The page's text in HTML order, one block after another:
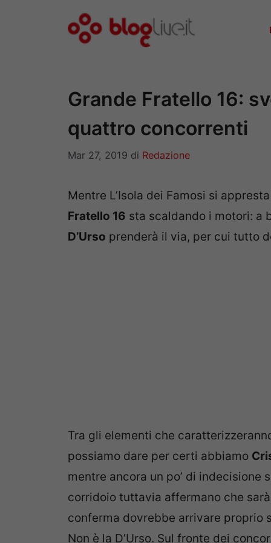
Grande Fratello 16:
quattro concorrenti
Mar 27, 2019 di Redazione
Mentre L’Isola dei Famosi si
Fratello 16 sta scaldando i motori: a
D’Urso prenderà il via, per cui tutto
Tra gli elementi che
possiamo dare per certi abbiamo
mentre ancora un po’ di indecisione
corridoio tuttavia affermano che sarà
conferma dovrebbe arrivare proprio
Non è la D’Urso. Sul fronte dei